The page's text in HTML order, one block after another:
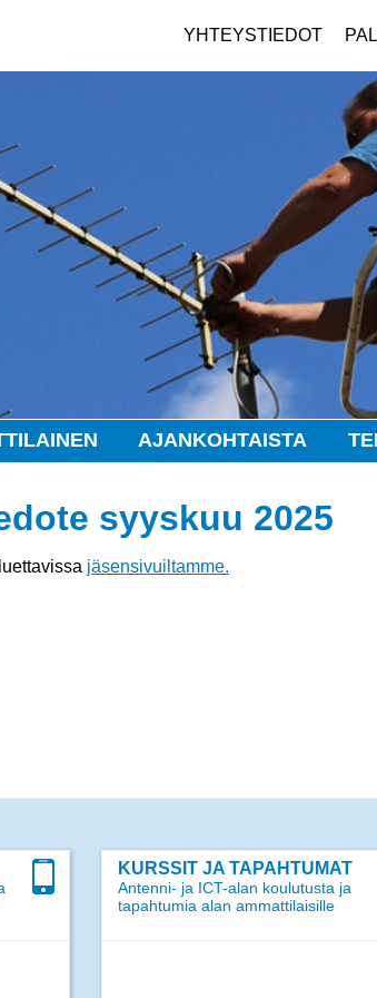
YHTEYSTIEDOT
AJANKOHTAISTA
syyskuu 2025
jäsensivuiltamme.
KURSSIT JA TAPAHTUMAT
Antenni- ja ICT-alan koulutusta ja
tapahtumia alan ammattilaisille